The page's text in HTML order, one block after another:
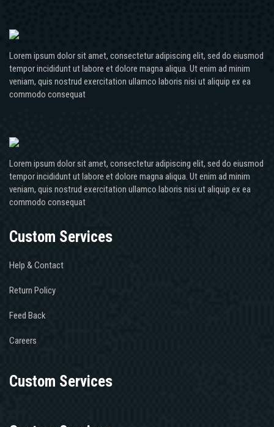
Lorem ipsum dolor sit amet, consectetur adipiscing elit, sed do eiusmod
tempor incididunt ut labore et dolore magna aliqua. Ut enim ad minim
veniam, quis nostrud exercitation ullamco laboris nisi ut aliquip ex ea
commodo consequat
Lorem ipsum dolor sit amet, consectetur adipiscing elit, sed do eiusmod
tempor incididunt ut labore et dolore magna aliqua. Ut enim ad minim
veniam, quis nostrud exercitation ullamco laboris nisi ut aliquip ex ea
commodo consequat
Custom Services
Help & Contact
Return Policy
Feed Back
Careers
Custom Services